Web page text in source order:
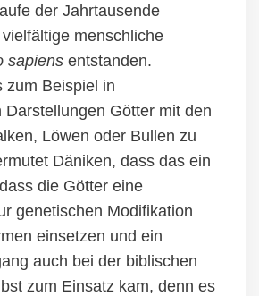
der Jahrtausende
vielfältige menschliche
sapiens entstanden.
zum Beispiel in
Darstellungen Götter mit den
Löwen oder Bullen zu
Däniken, dass das ein
die Götter eine
genetischen Modifikation
einsetzen und ein
auch bei der biblischen
zum Einsatz kam, denn es